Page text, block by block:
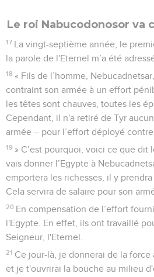
Le roi Nabucodonosor va
17 La vingt-septième année, le
la parole de l'Eternel m’a été
18 « Fils de l’homme,
contraint son armée à un effort
les têtes sont chauves, toutes les
Cependant, il n'a retiré de Tyr
armée – pour l’effort déployé contre
19 » C’est pourquoi, voici ce que dit
vais donner l’Egypte à
emportera les richesses, il y
Cela servira de salaire pour son
20 En compensation de l’effort
l'Egypte. En effet, ils ont travaillé
Seigneur, l'Eternel.
21 Ce jour-là, je donnerai de la force
et je t'ouvrirai la bouche au milieu